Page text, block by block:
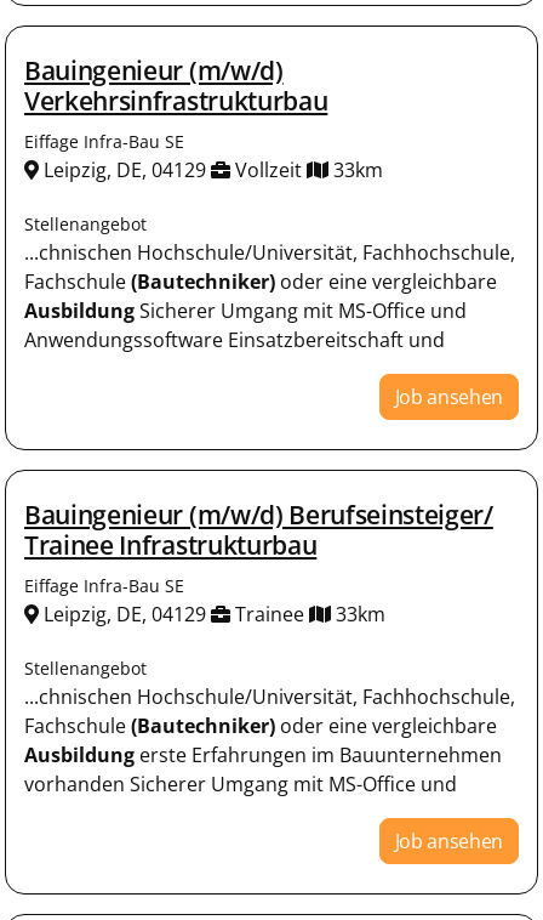
Bauingenieur (m/w/d)
Verkehrsinfrastrukturbau
Eiffage Infra-Bau SE
Leipzig, DE, 04129 Vollzeit 33km
Stellenangebot
...chnischen Hochschule/Universität, Fachhochschule,
Fachschule(Bautechniker) oder eine vergleichbare
AusbildungSicherer Umgang mit MS-Office und
Anwendungssoftware Einsatzbereitschaft und
Job ansehen
Bauingenieur (m/w/d) Berufseinsteiger/
Trainee Infrastrukturbau
Eiffage Infra-Bau SE
Leipzig, DE, 04129 Trainee 33km
Stellenangebot
...chnischen Hochschule/Universität, Fachhochschule,
Fachschule(Bautechniker) oder eine vergleichbare
Ausbildung erste Erfahrungen im Bauunternehmen
vorhanden Sicherer Umgang mit MS-Office und
Job ansehen